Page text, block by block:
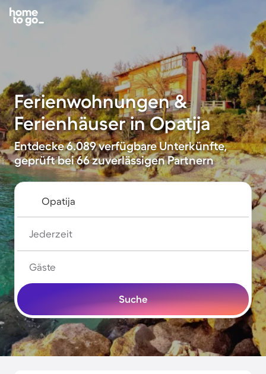
Ferienwohnungen &
Ferienhäuser in Opatija
Entdecke 6.089 verfügbare Unterkünfte,
geprüft bei 66 zuverlässigen Partnern
Jederzeit
Gäste
Suche